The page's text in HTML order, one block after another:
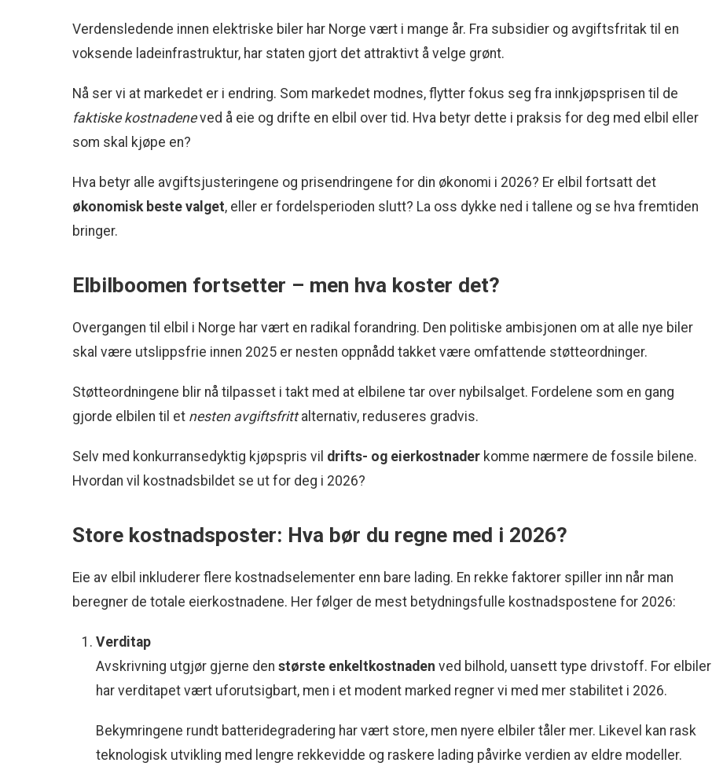
Verdensledende innen elektriske biler har Norge vært i mange år. Fra subsidier og avgiftsfritak til en
voksende ladeinfrastruktur, har staten gjort det attraktivt å velge grønt.
Nå ser vi at markedet er i endring. Som markedet modnes, flytter fokus seg fra innkjøpsprisen til de
faktiske kostnadeneved å eie og drifte en elbil over tid. Hva betyr dette i praksis for deg med elbil eller
som skal kjøpe en?
Hva betyr alle avgiftsjusteringene og prisendringene for din økonomi i 2026? Er elbil fortsatt det
økonomisk beste valget, eller er fordelsperioden slutt? La oss dykke ned i tallene og se hva fremtiden
bringer.
Elbilboomen fortsetter – men hva koster det?
Overgangen til elbil i Norge har vært en radikal forandring. Den politiske ambisjonen om at alle nye biler
skal være utslippsfrie innen 2025 er nesten oppnådd takket være omfattende støtteordninger.
Støtteordningene blir nå tilpasset i takt med at elbilene tar over nybilsalget. Fordelene som en gang
gjorde elbilen til et nesten avgiftsfrittalternativ, reduseres gradvis.
Selv med konkurransedyktig kjøpspris vil drifts- og eierkostnader komme nærmere de fossile bilene.
Hvordan vil kostnadsbildet se ut for deg i 2026?
Store kostnadsposter: Hva bør du regne med i 2026?
Eie av elbil inkluderer flere kostnadselementer enn bare lading. En rekke faktorer spiller inn når man
beregner de totale eierkostnadene. Her følger de mest betydningsfulle kostnadspostene for 2026:
Verditap
Avskrivning utgjør gjerne den største enkeltkostnaden ved bilhold, uansett type drivstoff. For elbiler
har verditapet vært uforutsigbart, men i et modent marked regner vi med mer stabilitet i 2026.
Bekymringene rundt batteridegradering har vært store, men nyere elbiler tåler mer. Likevel kan rask
teknologisk utvikling med lengre rekkevidde og raskere lading påvirke verdien av eldre modeller.